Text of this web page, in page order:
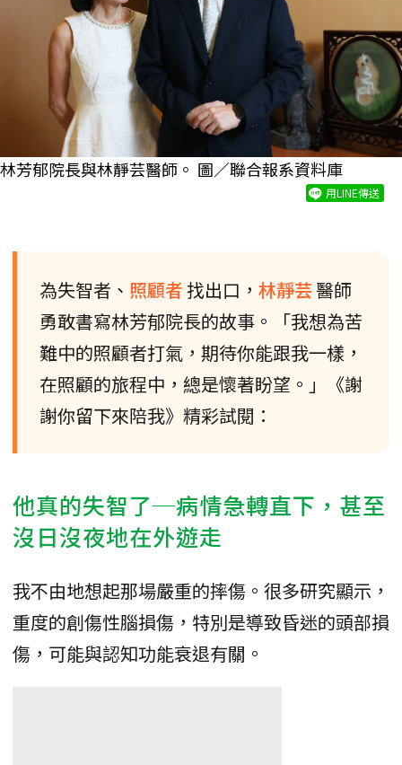
林芳郁院長與林靜芸醫師。 圖／聯合報系資料庫
用LINE傳送
為失智者、 照顧者找出口， 林靜芸醫師
勇敢書寫林芳郁院長的故事。「我想為苦
難中的照顧者打氣，期待你能跟我一樣，
在照顧的旅程中，總是懷著盼望。」《謝
謝你留下來陪我》精彩試閱：
他真的失智了─病情急轉直下，甚至
沒日沒夜地在外遊走
我不由地想起那場嚴重的摔傷。很多研究顯示，
重度的創傷性腦損傷，特別是導致昏迷的頭部損
傷，可能與認知功能衰退有關。